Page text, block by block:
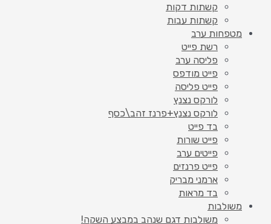
קשתות דקות
קשתות עבות
מטפחות ערב
רשת פייט
פליסה ערב
פייט מודפס
פייט פליסה
לורקס נצנץ
לורקס נצנץ+פרנז זהב\כסף
בד פייט
פייט שורות
פייטים ערב
פייט פרנזים
ארמני מבריק
בד מראות
משולבות
משולבות דגם שנהב במבצע השקה!